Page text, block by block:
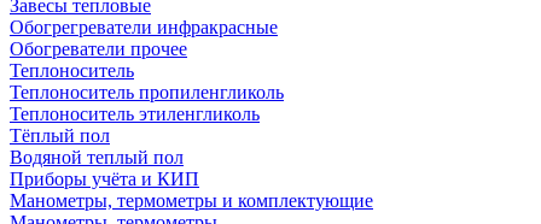
Завесы тепловые
Обогрегреватели инфракрасные
Обогреватели прочее
Теплоноситель
Теплоноситель пропиленгликоль
Теплоноситель этиленгликоль
Тёплый пол
Водяной теплый пол
Приборы учёта и КИП
Манометры, термометры и комплектующие